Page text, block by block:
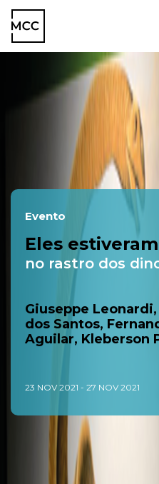
Evento
Eles
no rastro dos
Giuseppe
dos Santos,
Aguilar, Kleberson
23 NOV 2021 - 27 NOV 2021